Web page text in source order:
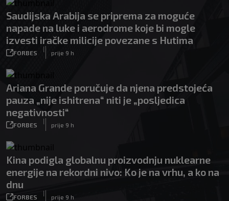
Saudijska Arabija se priprema za moguće
napade na luke i aerodrome koje bi mogle
izvesti iračke milicije povezane s Hutima
FORBES
|
prije 9 h
Ariana Grande poručuje da njena predstojeća
pauza „nije ishitrena“ niti je „posljedica
negativnosti“
FORBES
|
prije 9 h
Kina podigla globalnu proizvodnju nuklearne
energije na rekordni nivo: Ko je na vrhu, a ko na
dnu
FORBES
|
prije 9 h